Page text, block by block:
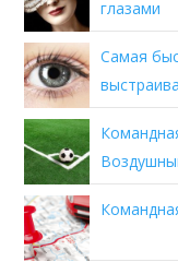
глазами
Самая